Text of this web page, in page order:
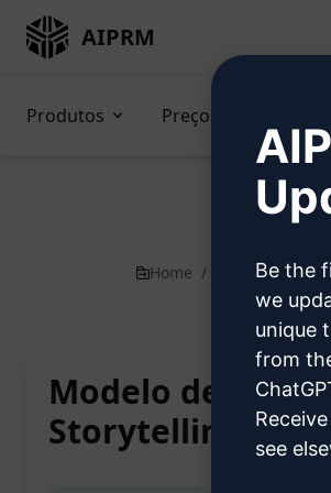
AIPRM
Produtos Preços
Home / Prompts de IA /
Modelo de
Storytelling +
Be the
we
unique
from
see